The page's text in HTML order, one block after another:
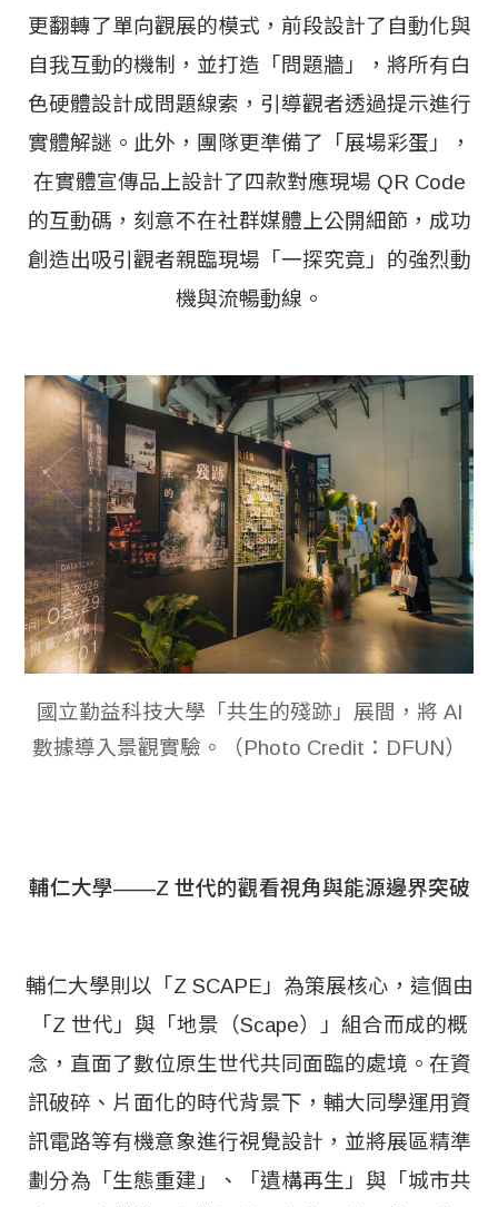
更翻轉了單向觀展的模式，前段設計了自動化與
自我互動的機制，並打造「問題牆」，將所有白
色硬體設計成問題線索，引導觀者透過提示進行
實體解謎。此外，團隊更準備了「展場彩蛋」，
在實體宣傳品上設計了四款對應現場 QR Code
的互動碼，刻意不在社群媒體上公開細節，成功
創造出吸引觀者親臨現場「一探究竟」的強烈動
機與流暢動線。
國立勤益科技大學「共生的殘跡」展間，將 AI
數據導入景觀實驗。（Photo Credit：DFUN）
輔仁大學——Z 世代的觀看視角與能源邊界突破
輔仁大學則以「Z SCAPE」為策展核心，這個由
「Z 世代」與「地景（Scape）」組合而成的概
念，直面了數位原生世代共同面臨的處境。在資
訊破碎、片面化的時代背景下，輔大同學運用資
訊電路等有機意象進行視覺設計，並將展區精準
劃分為「生態重建」、「遺構再生」與「城市共